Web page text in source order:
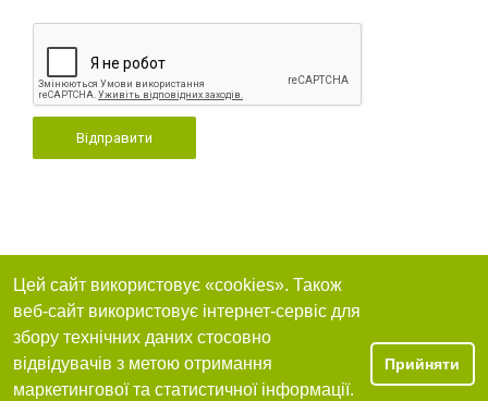
Відправити
Цей сайт використовує «cookies». Також
веб-сайт використовує інтернет-сервіс для
збору технічних даних стосовно
відвідувачів з метою отримання
маркетингової та статистичної інформації.
Прийняти